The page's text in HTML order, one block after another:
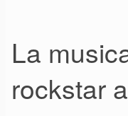
La
rockstar